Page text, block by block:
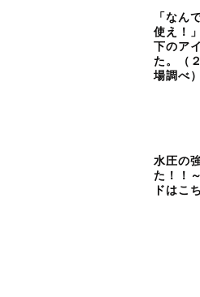
「なん
使え！
下のア
た。（
場調べ）
水圧の
た！！
ドはこ